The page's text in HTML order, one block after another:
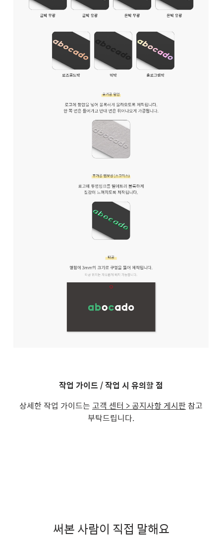
작업 가이드 / 작업 시 유의할 점
상세한 작업 가이드는 고객 센터 > 공지사항 게시판 참고
부탁드립니다.
써본 사람이 직접 말해요